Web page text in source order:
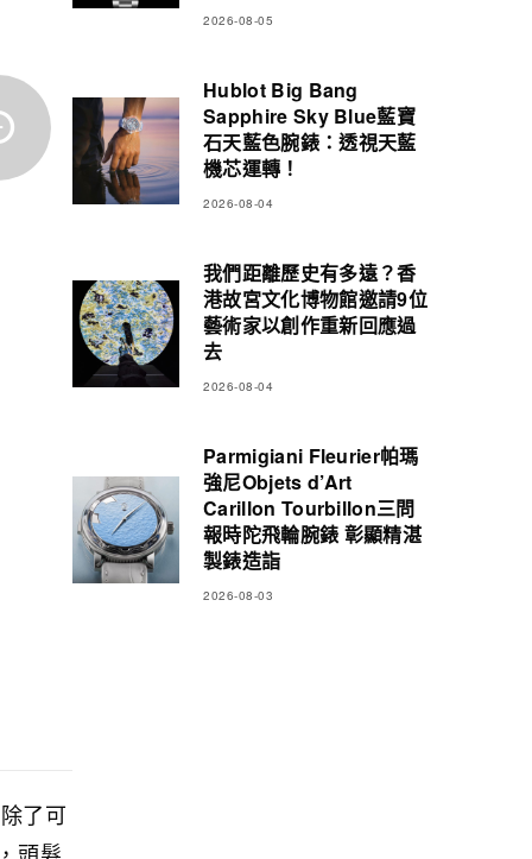
了可
2026-08-05
Hublot Big Bang
Sapphire Sky Blue藍寶
石天藍色腕錶：透視天藍
機芯運轉！
2026-08-04
我們距離歷史有多遠？香
港故宮文化博物館邀請9位
藝術家以創作重新回應過
去
2026-08-04
Parmigiani Fleurier帕瑪
強尼Objets d’Art
Carillon Tourbillon三問
報時陀飛輪腕錶 彰顯精湛
製錶造詣
2026-08-03